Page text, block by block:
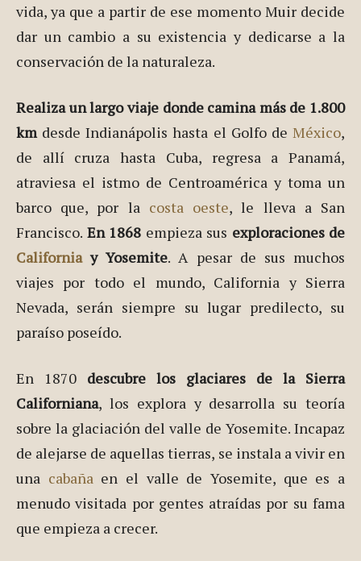
vida, ya que a partir de ese momento Muir decide
dar un cambio a su existencia y dedicarse a la
conservación de la naturaleza.
Realiza un largo viaje donde camina más de 1.800
km desde Indianápolis hasta el Golfo deMéxico,
de allí cruza hasta Cuba, regresa a Panamá,
atraviesa el istmo de Centroamérica y toma un
barco que, por la costa oeste, le lleva a San
Francisco. En 1868 empieza sus exploraciones de
Californiay Yosemite. A pesar de sus muchos
viajes por todo el mundo, California y Sierra
Nevada, serán siempre su lugar predilecto, su
paraíso poseído.
En 1870 descubre los glaciares de la Sierra
Californiana, los explora y desarrolla su teoría
sobre la glaciación del valle de Yosemite. Incapaz
de alejarse de aquellas tierras, se instala a vivir en
una cabaña en el valle de Yosemite, que es a
menudo visitada por gentes atraídas por su fama
que empieza a crecer.